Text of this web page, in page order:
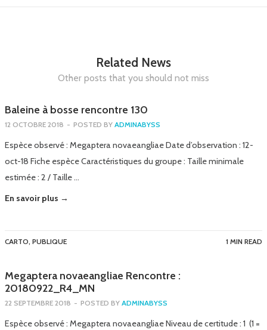
Related News
Other posts that you should not miss
Baleine à bosse rencontre 130
12 OCTOBRE 2018 - POSTED BY ADMINABYSS
Espèce observé : Megaptera novaeangliae Date d’observation : 12-
oct-18 Fiche espèce Caractéristiques du groupe : Taille minimale
estimée : 2 / Taille …
En savoir plus →
CARTO, PUBLIQUE 1 MIN READ
Megaptera novaeangliae Rencontre :
20180922_R4_MN
22 SEPTEMBRE 2018 - POSTED BY ADMINABYSS
Espèce observé : Megaptera novaeangliae Niveau de certitude : 1 (1 =